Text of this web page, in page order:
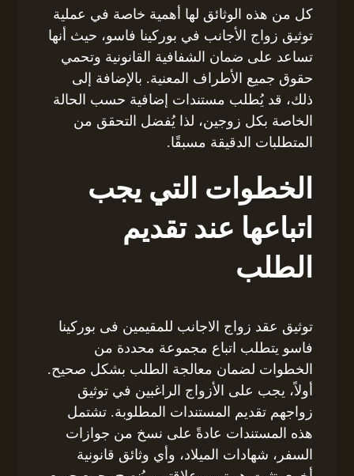
كل من هذه الوثائق لها أهمية خاصة في عملية
توثيق زواج الأجانب في بوركينا فاسو، حيث أنها
تساعد على ضمان الشفافية القانونية وتحمي
حقوق جميع الأطراف المعنية. بالإضافة إلى
ذلك، قد يُطلب مستندات إضافية حسب الحالة
الخاصة بكل زوجين، لذا يُفضل التحقق من
المتطلبات الدقيقة مسبقًا.
الخطوات التي يجب
اتباعها عند تقديم
الطلب
توثيق عقد زواج الاجانب للمقيمين فى بوركينا
فاسو يتطلب اتباع مجموعة محددة من
الخطوات لضمان معالجة الطلب بشكل صحيح.
أولاً، يجب على الأزواج الراغبين في توثيق
زواجهم تقديم المستندات المطلوبة. تشتمل
هذه المستندات عادةً على نسخ من جوازات
السفر، شهادات الميلاد، وأي وثائق قانونية